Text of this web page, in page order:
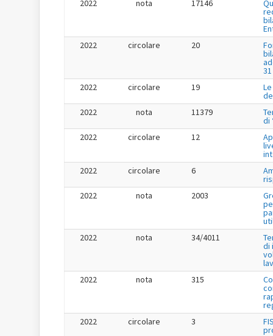
2022 nota 17146
2022
circolare 20
2022
circolare 19
2022
nota 11379
di
2022
circolare 12
2022
circolare 6
2022
nota 2003
2022
nota 34/4011
di
2022
nota 315
2022
circolare 3